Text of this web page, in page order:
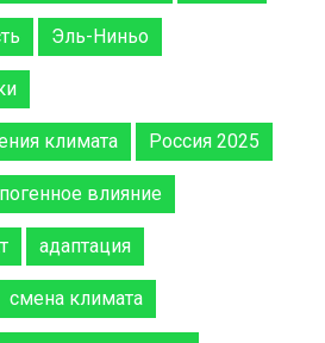
Эль-Ниньо
климата Россия 2025
влияние
адаптация
смена климата